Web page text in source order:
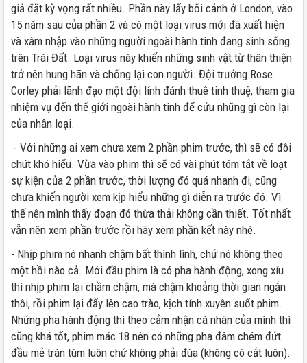
giả đặt kỳ vọng rất nhiều. Phần này lấy bối cảnh ở London, vào
15 năm sau của phần 2 và có một loại virus mới đã xuất hiện
và xâm nhập vào những người ngoài hành tinh đang sinh sống
trên Trái Đất. Loại virus này khiến những sinh vật từ thân thiện
trở nên hung hãn và chống lại con người. Đội trưởng Rose
Corley phải lãnh đạo một đội lính đánh thuê tinh thuệ, tham gia
nhiệm vụ đến thế giới ngoài hành tinh để cứu những gì còn lại
của nhân loại.
- Với những ai xem chưa xem 2 phần phim trước, thì sẽ có đôi
chút khó hiểu. Vừa vào phim thì sẽ có vài phút tóm tắt về loạt
sự kiện của 2 phần trước, thời lượng đó quá nhanh đi, cũng
chưa khiến người xem kịp hiểu những gì diễn ra trước đó. Vì
thế nên mình thấy đoạn đó thừa thải không cần thiết. Tốt nhất
vẫn nên xem phần trước rồi hãy xem phần kết này nhé.
- Nhịp phim nó nhanh chậm bất thình lình, chứ nó không theo
một hồi nào cả. Mới đầu phim là có pha hành động, xong xíu
thì nhịp phim lại chầm chậm, mà chậm khoảng thời gian ngắn
thôi, rồi phim lại đẩy lên cao trào, kịch tính xuyên suốt phim.
Những pha hành động thì theo cảm nhận cá nhân của mình thì
cũng khá tốt, phim mác 18 nên có những pha đâm chém đứt
đầu mẻ trán tùm luôn chứ không phải đùa (không có cắt luôn).